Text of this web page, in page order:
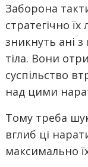
Заборона
стратегічно
зникнуть ані з
тіла. Вони
суспільство
над цими
Тому треба
вглиб ці
максимально